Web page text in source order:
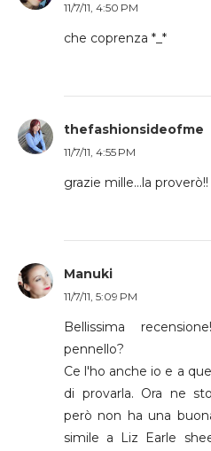
11/7/11, 4:50 PM
che coprenza *_*
thefashionsideofme
11/7/11, 4:55 PM
grazie mille...la proverò!!
Manuki
11/7/11, 5:09 PM
Bellissima
pennello?
Ce l'ho anche io e a
di provarla. Ora ne
però non ha una
simile a Liz Earle